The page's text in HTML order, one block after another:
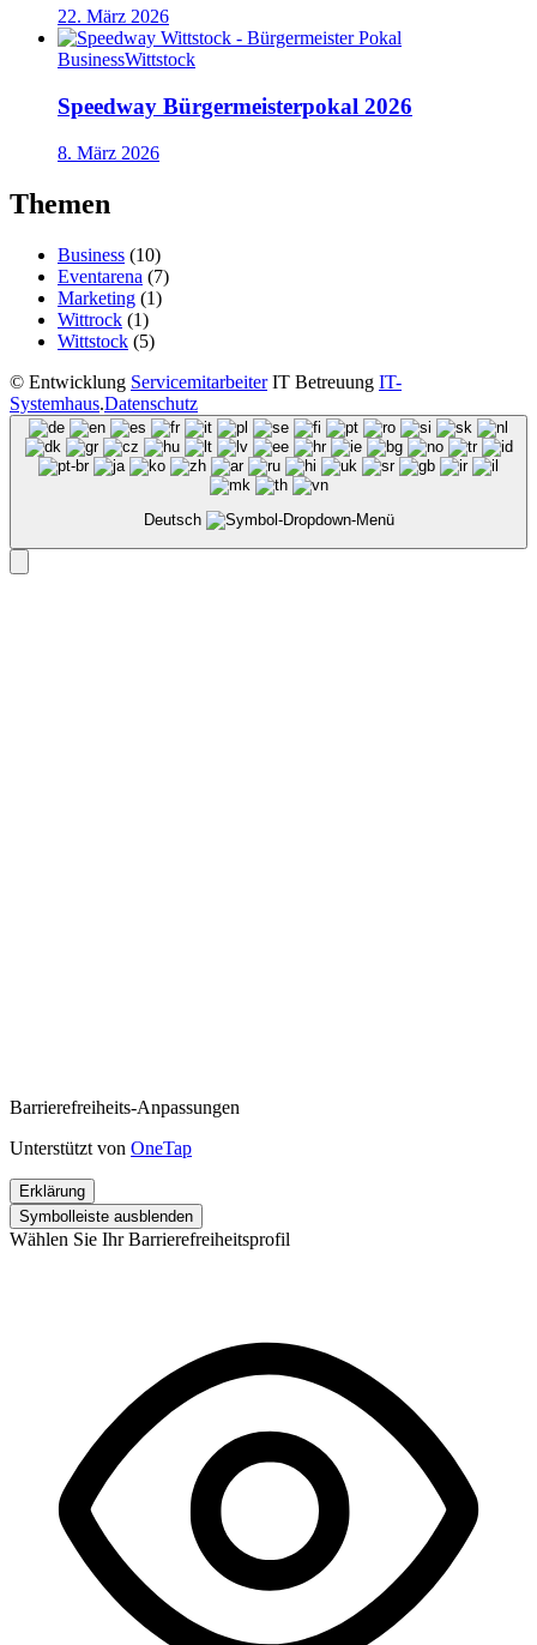
22. März 2026
BusinessWittstock
Speedway Bürgermeisterpokal 2026
8. März 2026
Themen
Business (10)
Eventarena (7)
Marketing (1)
Wittrock (1)
Wittstock (5)
© Entwicklung ServicemitarbeiterIT Betreuung IT-
Systemhaus.Datenschutz
Deutsch
Barrierefreiheits-Anpassungen
Unterstützt von OneTap
Erklärung
Symbolleiste ausblenden
Wählen Sie Ihr Barrierefreiheitsprofil